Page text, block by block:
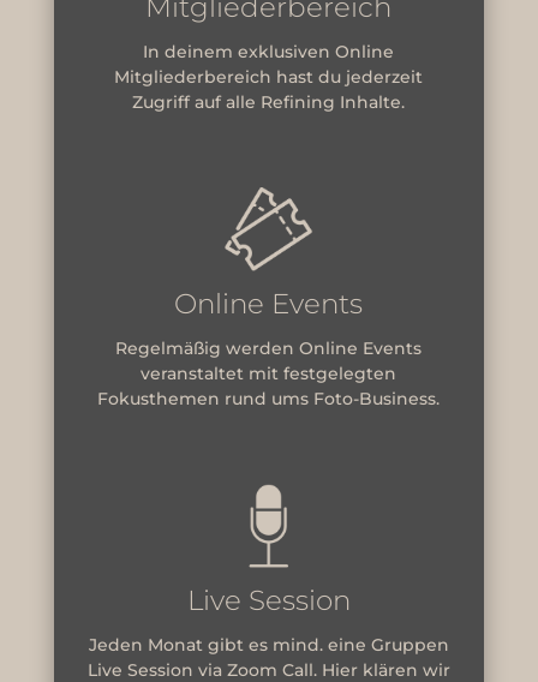
Mitgliederbereich
In deinem exklusiven Online
Mitgliederbereich hast du jederzeit
Zugriff auf alle Refining Inhalte.
Online Events
Regelmäßig werden Online Events
veranstaltet mit festgelegten
Fokusthemen rund ums Foto-Business.
Live Session
Jeden Monat gibt es mind. eine Gruppen
Live Session via Zoom Call. Hier klären wir